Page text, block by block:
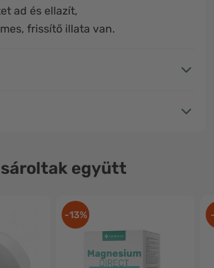
ad és ellazít,
frissítő illata van.
együtt
-13%